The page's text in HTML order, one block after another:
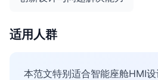
适用人群
本范文特别适合智能座舱HMI